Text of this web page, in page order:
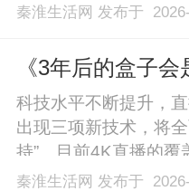
两大主流品牌。二者
从品牌定位、产品适
六.........
秦淮生活网 发布于
《3年后的盒子
科技水平不断提升，
出现三项新技术，将
持”。目前4K直播的
给量会稳步上升，盒
秦淮生活网 发布于